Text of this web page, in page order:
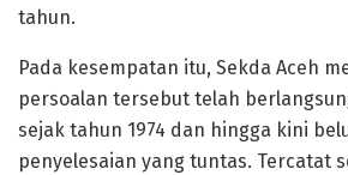
tahun.
Pada kesempatan itu, Sekda Aceh
persoalan tersebut telah
sejak tahun 1974 dan hingga kini
penyelesaian yang tuntas. Tercatat